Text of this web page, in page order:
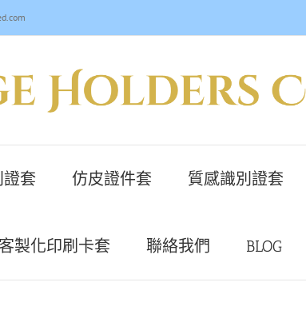
套 仿皮證件套 質感識別證套
客製化印刷卡套 聯絡我們 BLOG